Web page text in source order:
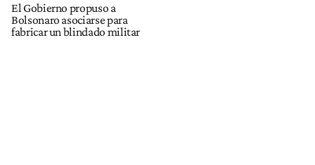
El Gobierno propuso a
Bolsonaro asociarse para
fabricar un blindado militar